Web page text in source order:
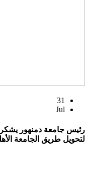
31
Jul
رئيس جامعة دمنهور يشكر
لتحويل طريق الجامعة